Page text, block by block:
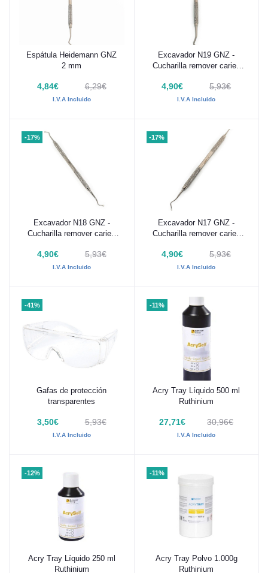
Añadir al carrito
Espátula Heidemann GNZ
2 mm
4,84€ 6,29€
I.V.A Incluido
Añadir al carrito
Excavador N19 GNZ -
Cucharilla remover caries
4,90€ 5,93€
I.V.A Incluido
-17%
Añadir al carrito
Excavador N18 GNZ -
Cucharilla remover caries
4,90€ 5,93€
I.V.A Incluido
-17%
Añadir al carrito
Excavador N17 GNZ -
Cucharilla remover caries
4,90€ 5,93€
I.V.A Incluido
-41%
Añadir al carrito
Gafas de protección
transparentes
3,50€ 5,93€
I.V.A Incluido
-11%
Añadir al carrito
Acry Tray Líquido 500 ml
Ruthinium
27,71€ 30,96€
I.V.A Incluido
-12%
Añadir al carrito
Acry Tray Líquido 250 ml
Ruthinium
-11%
Añadir al carrito
Acry Tray Polvo 1.000g
Ruthinium